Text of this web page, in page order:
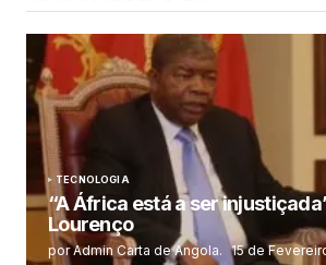
TECNOLOGIA
“A África está a ser
Lourenço
por Admin Carta de Angola. 15 de